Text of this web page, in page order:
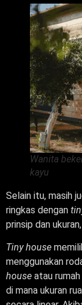
Wanita
kayu
Selain itu, masih
ringkas dengan
prinsip dan
Tiny house
menggunakan
house atau
di mana ukuran